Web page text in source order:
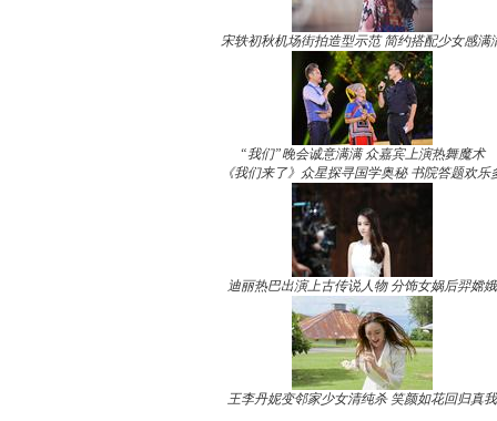
宋轶初秋机场街拍造型示范 简约搭配少女感满
“我们”晚会诚意满满 众嘉宾上演热舞魔术
《我们来了》众星探寻国学奥秘 书院答题欢乐
迪丽热巴出演上古传说人物 分饰女娲后羿嫦娥
王李丹妮变邻家少女清纯杀 笑颜如花回归真我